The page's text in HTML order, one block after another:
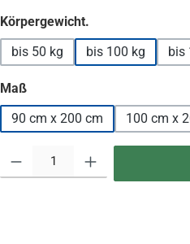
Körpergewicht.auswählen
bis 50 kg
bis 100 kg bis
Maßauswählen
90 cm x 200 cm
100 cm x